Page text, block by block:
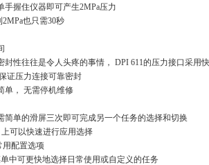
手握住仪器即可产生2MPa压力
2MPa也只需30秒
性往往是令人头疼的事情， DPI 611的压力接口采用快
保证压力连接可靠密封
， 无需停机维修
简单的滑屏三次即可完成另一个任务的选择和切换
可以快速进行应用选择
用配置选项
中可更快地选择日常使用或自定义的任务